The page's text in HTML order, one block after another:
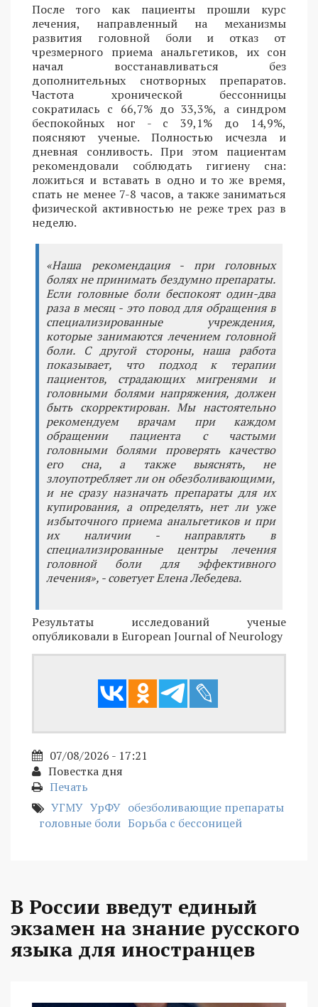
После того как пациенты прошли курс
лечения, направленный на механизмы
развития головной боли и отказ от
чрезмерного приема анальгетиков, их сон
начал восстанавливаться без
дополнительных снотворных препаратов.
Частота хронической бессонницы
сократилась с 66,7% до 33,3%, а синдром
беспокойных ног - с 39,1% до 14,9%,
поясняют ученые. Полностью исчезла и
дневная сонливость. При этом пациентам
рекомендовали соблюдать гигиену сна:
ложиться и вставать в одно и то же время,
спать не менее 7-8 часов, а также заниматься
физической активностью не реже трех раз в
неделю.
«Наша рекомендация - при головных
болях не принимать бездумно препараты.
Если головные боли беспокоят один-два
раза в месяц - это повод для обращения в
специализированные учреждения,
которые занимаются лечением головной
боли. С другой стороны, наша работа
показывает, что подход к терапии
пациентов, страдающих мигренями и
головными болями напряжения, должен
быть скорректирован. Мы настоятельно
рекомендуем врачам при каждом
обращении пациента с частыми
головными болями проверять качество
его сна, а также выяснять, не
злоупотребляет ли он обезболивающими,
и не сразу назначать препараты для их
купирования, а определять, нет ли уже
избыточного приема анальгетиков и при
их наличии - направлять в
специализированные центры лечения
головной боли для эффективного
лечения», - советует Елена Лебедева.
Результаты исследований ученые
опубликовали в European Journal of Neurology
07/08/2026 - 17:21
Повестка дня
Печать
УГМУ УрФУ обезболивающие препараты
головные боли Борьба с бессоницей
В России введут единый
экзамен на знание русского
языка для иностранцев